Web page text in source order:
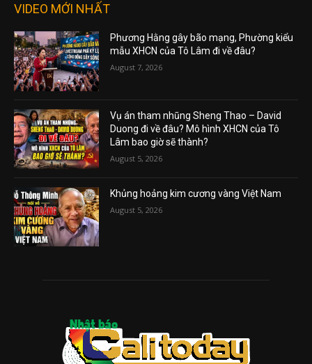
VIDEO MỚI NHẤT
Phương Hằng gây bão mạng, Phường kiểu
mẫu XHCN của Tô Lâm đi về đâu?
August 7, 2026
Vụ án tham nhũng Sheng Thao – David
Duong đi về đâu? Mô hình XHCN của Tô
Lâm bao giờ sẽ thành?
August 5, 2026
Khủng hoảng kim cương vàng Việt Nam
August 5, 2026